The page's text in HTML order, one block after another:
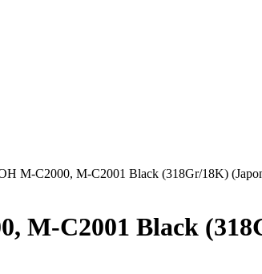
M-C2000, M-C2001 Black (318Gr/18K)
M-C2001 Black